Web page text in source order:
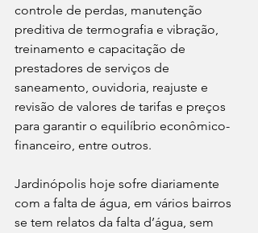
controle de perdas, manutenção
preditiva de termografia e vibração,
treinamento e capacitação de
prestadores de serviços de
saneamento, ouvidoria, reajuste e
revisão de valores de tarifas e preços
para garantir o equilíbrio econômico-
financeiro, entre outros.
Jardinópolis hoje sofre diariamente
com a falta de água, em vários bairros
se tem relatos da falta d’água, sem